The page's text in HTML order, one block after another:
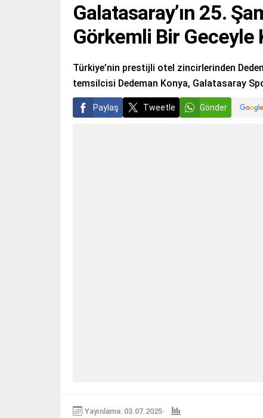
Galatasaray’ın 25.
Görkemli Bir Geceyle
Türkiye’nin prestijli otel zincirlerinden
temsilcisi Dedeman Konya, Galatasaray
Paylaş Tweetle Gönder
Yayınlama: 03.07.2025